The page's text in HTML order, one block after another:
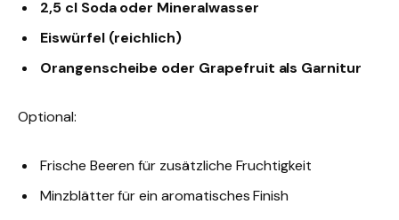
2,5 cl Soda oder Mineralwasser
Eiswürfel (reichlich)
Orangenscheibe oder Grapefruit als Garnitur
Optional:
Frische Beeren für zusätzliche Fruchtigkeit
Minzblätter für ein aromatisches Finish